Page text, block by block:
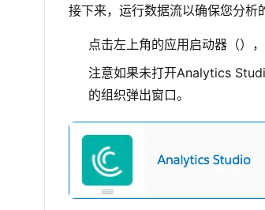
接下来，运行数据流以确保您分析
点击左上角的应用启动器（）
注意如果未打开Analytics
的组织弹出窗口。